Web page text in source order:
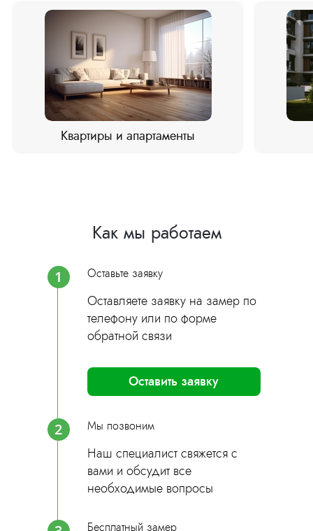
Квартиры и апартаменты
Как мы работаем
1 Оставьте заявку
Оставляете заявку на замер по
телефону или по форме
обратной связи
Оставить заявку
2 Мы позвоним
Наш специалист свяжется с
вами и обсудит все
необходимые вопросы
Бесплатный замер